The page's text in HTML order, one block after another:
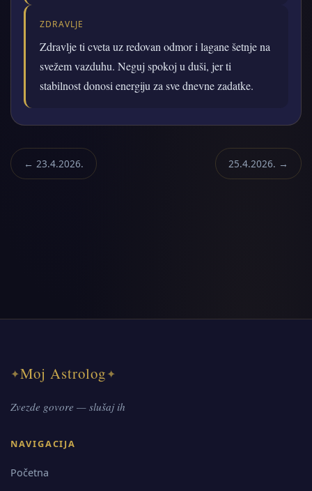
ZDRAVLJE
Zdravlje ti cveta uz redovan odmor i lagane šetnje na
svežem vazduhu. Neguj spokoj u duši, jer ti
stabilnost donosi energiju za sve dnevne zadatke.
← 23.4.2026. 25.4.2026. →
✦Moj Astrolog✦
Zvezde govore — slušaj ih
NAVIGACIJA
Početna